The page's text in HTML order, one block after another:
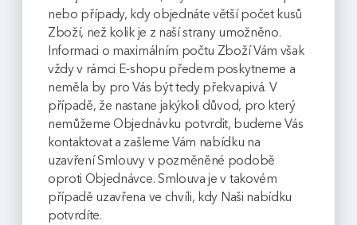
nebo případy, kdy objednáte větší počet kusů
Zboží, než kolik je z naší strany umožněno.
Informaci o maximálním počtu Zboží Vám však
vždy v rámci E-shopu předem poskytneme a
neměla by pro Vás být tedy překvapivá. V
případě, že nastane jakýkoli důvod, pro který
nemůžeme Objednávku potvrdit, budeme Vás
kontaktovat a zašleme Vám nabídku na
uzavření Smlouvy v pozměněné podobě
oproti Objednávce. Smlouva je v takovém
případě uzavřena ve chvíli, kdy Naši nabídku
potvrdíte.